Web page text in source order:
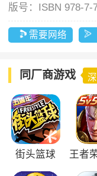
版号： ISBN 978-7-
需要网络
同厂商游戏
街头篮球
王者